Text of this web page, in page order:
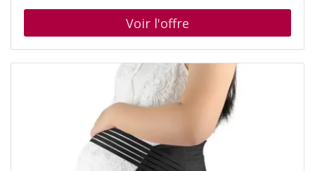
exceptionnel au bas du dos et à l'abdomen pendant la
grossesse. Le système de soutien à 360 degrés répartit
uniformément le poids, soulageant la pression sur la
colonne vertébrale et réduisant les douleurs dorsales. La
conception ajustable vous permet de personnaliser le
niveau de soutien à mesure que votre ventre grossit,
assurant un confort optimal tout au long de votre
grossesse. Elle est idéale pour les femmes souffrant
d'inconfort dû à une augmentation du poids et à des
changements posturaux. Cette ceinture est un
incontournable pour les futures mamans qui recherchent